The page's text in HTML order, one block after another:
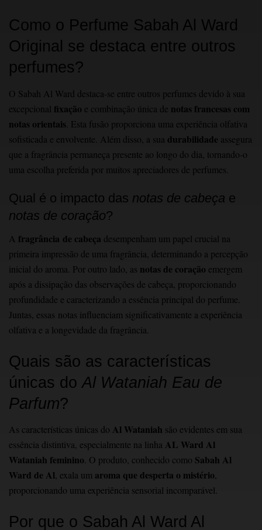
Como o Perfume Sabah Al Ward
Original se destaca entre outros
perfumes?
O Sabah Al Ward destaca-se entre outros perfumes devido à sua
excepcional fixação e combinação única de notas francesas com
notas orientais . Esta fusão proporciona uma experiência olfativa
sofisticada e envolvente. Além disso, a sua durabilidade assegura
que a fragrância permaneça presente ao longo do dia, tornando-o
uma escolha preferida por muitos apreciadores de perfumes.
Qual é o impacto das notas de cabeça e
notas de coração?
A fragrância de cabeça desempenham um papel crucial na
primeira impressão de uma fragrância, determinando a percepção
inicial do aroma. Por outro lado, as notas de coração emergem
após a dissipação das observações de cabeça, proporcionando
profundidade e caracterizando a essência principal do perfume.
Juntas, essas notas influenciam significativamente a experiência
olfativa e a longevidade da fragrância.
Quais são as características
únicas do Al Wataniah Eau de
Parfum?
As características únicas do Al Wataniah são evidentes em sua
essência distintiva, especialmente na linha AL Ward Al
Wataniah feminino. O produto, conhecido como Sabah Al
Ward de Al, exala um aroma que desperta o mistério,
proporcionando uma experiência sensorial incomparável.
Por que o Sabah Al Ward Al